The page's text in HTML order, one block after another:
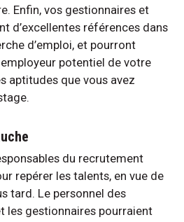
Enfin, vos gestionnaires et
d’excellentes références dans
d’emploi, et pourront
potentiel de votre
aptitudes que vous avez
du recrutement
repérer les talents, en vue de
tard. Le personnel des
les gestionnaires pourraient